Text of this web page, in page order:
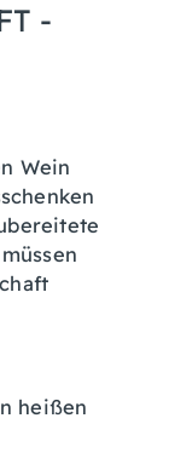
- B
Wein
heißen